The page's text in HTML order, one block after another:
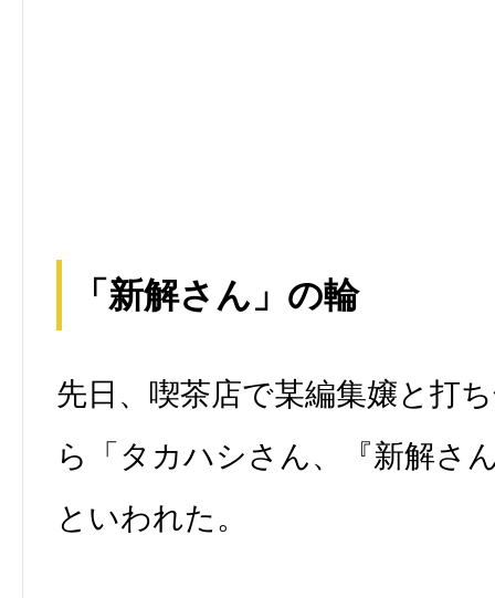
「新解さん」の輪
先日、喫茶店で某編集嬢と打
ら「タカハシさん、『新解さ
といわれた。